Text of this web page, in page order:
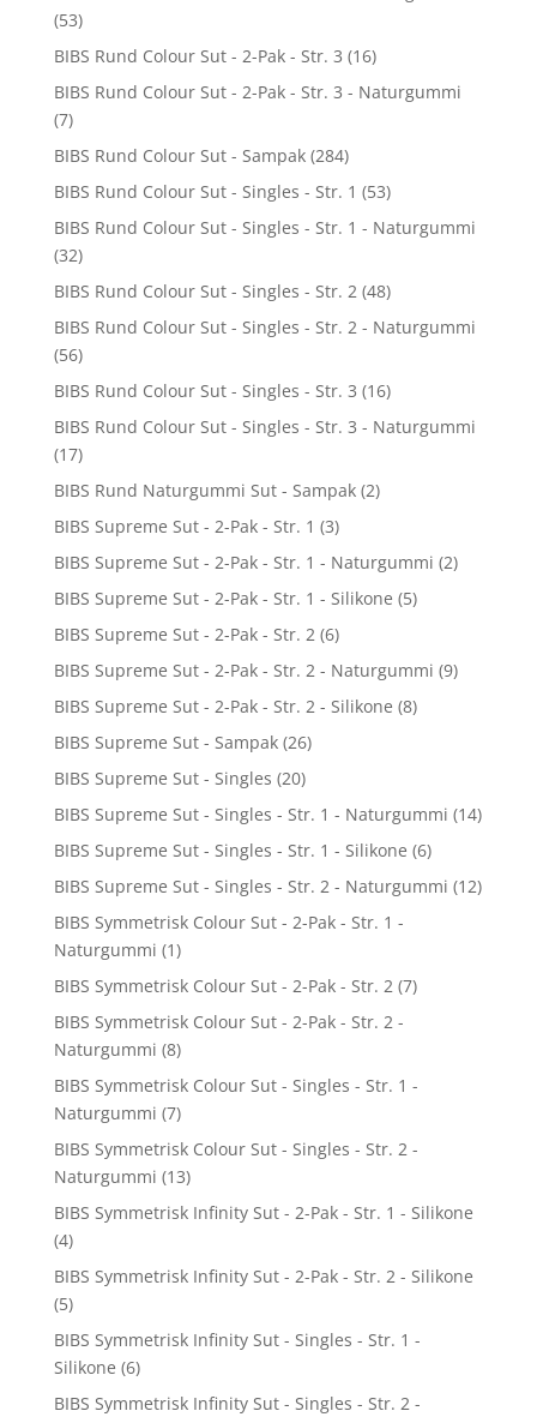
(53)
BIBS Rund Colour Sut - 2-Pak - Str. 3 (16)
BIBS Rund Colour Sut - 2-Pak - Str. 3 - Naturgummi
(7)
BIBS Rund Colour Sut - Sampak (284)
BIBS Rund Colour Sut - Singles - Str. 1 (53)
BIBS Rund Colour Sut - Singles - Str. 1 - Naturgummi
(32)
BIBS Rund Colour Sut - Singles - Str. 2 (48)
BIBS Rund Colour Sut - Singles - Str. 2 - Naturgummi
(56)
BIBS Rund Colour Sut - Singles - Str. 3 (16)
BIBS Rund Colour Sut - Singles - Str. 3 - Naturgummi
(17)
BIBS Rund Naturgummi Sut - Sampak (2)
BIBS Supreme Sut - 2-Pak - Str. 1 (3)
BIBS Supreme Sut - 2-Pak - Str. 1 - Naturgummi (2)
BIBS Supreme Sut - 2-Pak - Str. 1 - Silikone (5)
BIBS Supreme Sut - 2-Pak - Str. 2 (6)
BIBS Supreme Sut - 2-Pak - Str. 2 - Naturgummi (9)
BIBS Supreme Sut - 2-Pak - Str. 2 - Silikone (8)
BIBS Supreme Sut - Sampak (26)
BIBS Supreme Sut - Singles (20)
BIBS Supreme Sut - Singles - Str. 1 - Naturgummi (14)
BIBS Supreme Sut - Singles - Str. 1 - Silikone (6)
BIBS Supreme Sut - Singles - Str. 2 - Naturgummi (12)
BIBS Symmetrisk Colour Sut - 2-Pak - Str. 1 -
Naturgummi (1)
BIBS Symmetrisk Colour Sut - 2-Pak - Str. 2 (7)
BIBS Symmetrisk Colour Sut - 2-Pak - Str. 2 -
Naturgummi (8)
BIBS Symmetrisk Colour Sut - Singles - Str. 1 -
Naturgummi (7)
BIBS Symmetrisk Colour Sut - Singles - Str. 2 -
Naturgummi (13)
BIBS Symmetrisk Infinity Sut - 2-Pak - Str. 1 - Silikone
(4)
BIBS Symmetrisk Infinity Sut - 2-Pak - Str. 2 - Silikone
(5)
BIBS Symmetrisk Infinity Sut - Singles - Str. 1 -
Silikone (6)
BIBS Symmetrisk Infinity Sut - Singles - Str. 2 -